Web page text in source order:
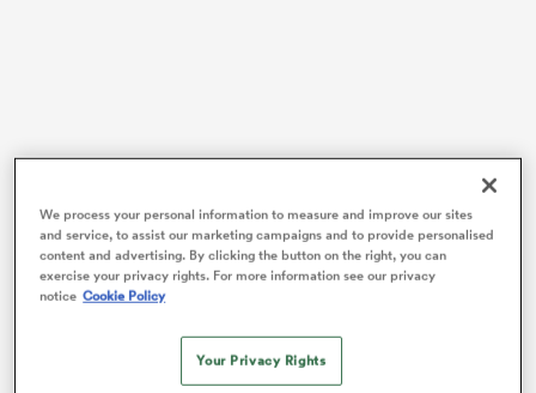
Rencontre Internationals
17 - 32
We process your personal information to measure and improve our sites
and service, to assist our marketing campaigns and to provide personalised
content and advertising. By clicking the button on the right, you can
exercise your privacy rights. For more information see our privacy
notice Cookie Policy
Your Privacy Rights